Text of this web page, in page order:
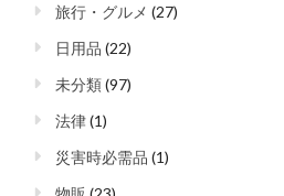
旅行・グルメ (27)
日用品 (22)
未分類(97)
法律(1)
災害時必需品 (1)